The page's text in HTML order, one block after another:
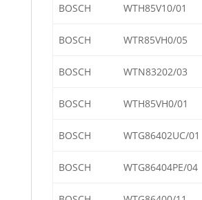
BOSCH WTH85V10/01
BOSCH WTR85VH0/05
BOSCH WTN83202/03
BOSCH WTH85VH0/01
BOSCH WTG86402UC/01
BOSCH WTG86404PE/04